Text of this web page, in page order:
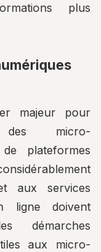
plus
majeur pour
des micro-
plateformes
aux services
ligne doivent
démarches
aux micro-